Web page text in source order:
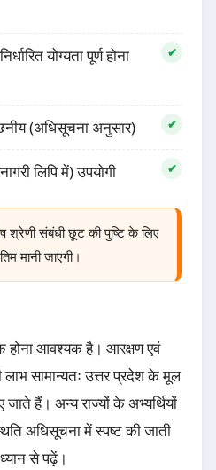
योग्यता पूर्ण होना
(अधिसूचना अनुसार)
लिपि में) उपयोगी
श्रेणी संबंधी छूट की पुष्टि के लिए
मानी जाएगी।
होना आवश्यक है। आरक्षण एवं
सामान्यतः उत्तर प्रदेश के मूल
जाते हैं। अन्य राज्यों के अभ्यर्थियों
अधिसूचना में स्पष्ट की जाती
से पढ़ें।